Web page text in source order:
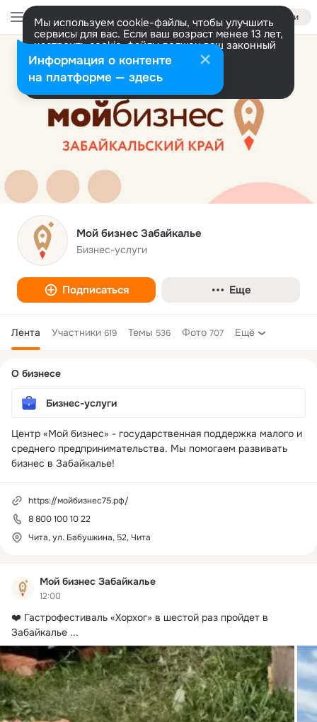
Войти
Мы используем cookie-файлы, чтобы улучшить
сервисы для вас. Если ваш возраст менее 13 лет,
настроить cookie-файлы должен ваш законный
представитель. Больше информации
Разрешить все Настроить
Мой бизнес Забайкалье
Бизнес-услуги
Подписаться Еще
Лента Участники 619 Темы 536 Фото 707 Ещё
Мой бизнес Забайкалье
12:00
❤️ Гастрофестиваль «Хорхог» в шестой раз пройдет в
Забайкалье ...
колонка
О бизнесе
Бизнес-услуги
Центр «Мой бизнес» - государственная поддержка малого и
среднего предпринимательства. Мы помогаем развивать
бизнес в Забайкалье!
https://мойбизнес75.рф/
8 800 100 10 22
Чита, ул. Бабушкина, 52, Чита
Информация о контенте
на платформе — здесь